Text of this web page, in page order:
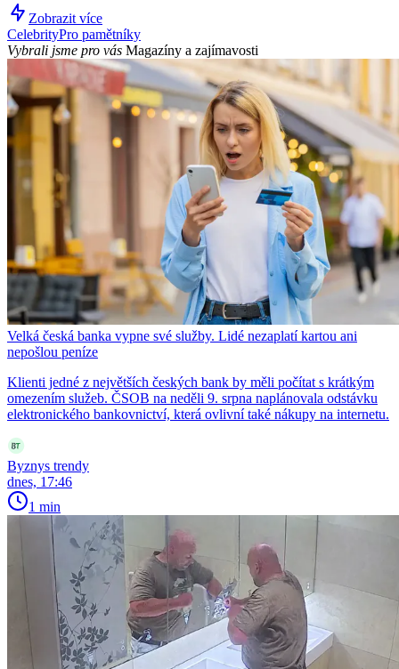
Zobrazit více
CelebrityPro pamětníky
Vybrali jsme pro vás Magazíny a zajímavosti
Velká česká banka vypne své služby. Lidé nezaplatí kartou ani
nepošlou peníze
Klienti jedné z největších českých bank by měli počítat s krátkým
omezením služeb. ČSOB na neděli 9. srpna naplánovala odstávku
elektronického bankovnictví, která ovlivní také nákupy na internetu.
Byznys trendy
dnes, 17:46
1 min